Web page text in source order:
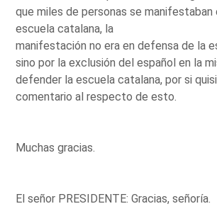
que miles de personas se
escuela catalana, la
manifestación no era en defensa de la
sino por la exclusión del español en la
defender la escuela catalana, por si
comentario al respecto de esto.
Muchas gracias.
El señor PRESIDENTE: Gracias, señoría.